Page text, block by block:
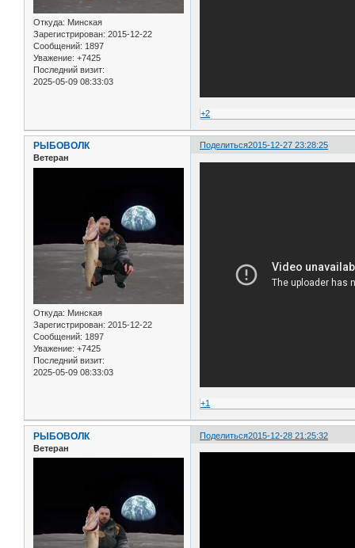
Откуда: Минская
Зарегистрирован: 2015-12-22
Сообщений: 1897
Уважение: +7425
Последний визит:
2025-05-09 08:33:03
+2
Поделиться2015-12-27 23:28:25
РЫБОВОЛК
Ветеран
Откуда: Минская
Зарегистрирован: 2015-12-22
Сообщений: 1897
Уважение: +7425
Последний визит:
2025-05-09 08:33:03
+1
Поделиться2015-12-28 21:25:32
РЫБОВОЛК
Ветеран